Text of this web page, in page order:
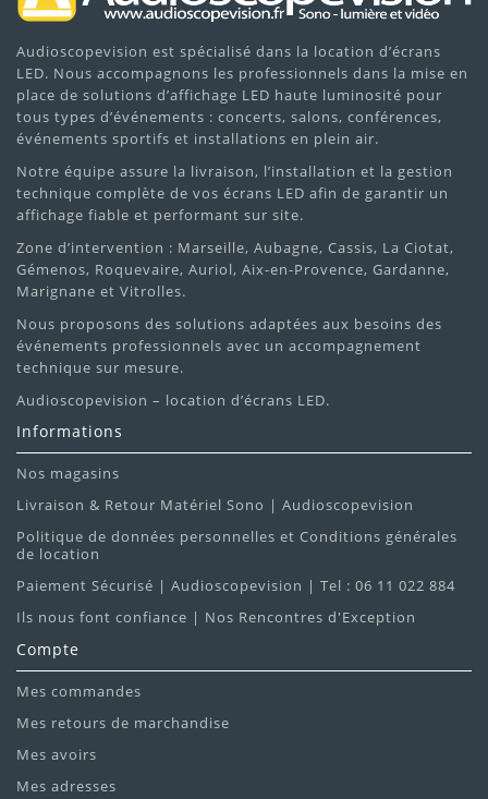
Audioscopevision est spécialisé dans la location d’écrans
LED. Nous accompagnons les professionnels dans la mise en
place de solutions d’affichage LED haute luminosité pour
tous types d’événements : concerts, salons, conférences,
événements sportifs et installations en plein air.
Notre équipe assure la livraison, l’installation et la gestion
technique complète de vos écrans LED afin de garantir un
affichage fiable et performant sur site.
Zone d’intervention : Marseille, Aubagne, Cassis, La Ciotat,
Gémenos, Roquevaire, Auriol, Aix-en-Provence, Gardanne,
Marignane et Vitrolles.
Nous proposons des solutions adaptées aux besoins des
événements professionnels avec un accompagnement
technique sur mesure.
Audioscopevision – location d’écrans LED.
Informations
Nos magasins
Livraison & Retour Matériel Sono | Audioscopevision
Politique de données personnelles et Conditions générales
de location
Paiement Sécurisé | Audioscopevision | Tel : 06 11 022 884
Ils nous font confiance | Nos Rencontres d'Exception
Compte
Mes commandes
Mes retours de marchandise
Mes avoirs
Mes adresses